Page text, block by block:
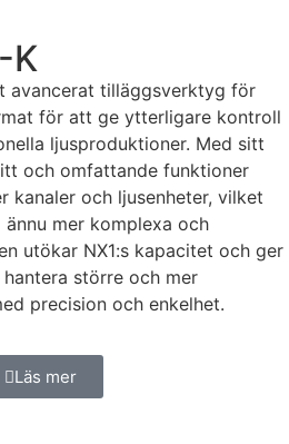
K
avancerat tilläggsverktyg för
för att ge ytterligare kontroll
ljusproduktioner. Med sitt
och omfattande funktioner
kanaler och ljusenheter, vilket
mer komplexa och
utökar NX1:s kapacitet och ger
större och mer
precision och enkelhet.
Läs mer